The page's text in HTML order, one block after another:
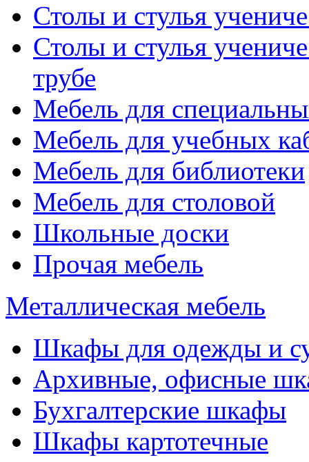
Столы и стулья
Столы и стулья
трубе
Мебель для
Мебель для учебных
Мебель для библиотеки
Мебель для столовой
Школьные доски
Прочая мебель
Металлическая мебель
Шкафы для одежды и
Архивные, офисные
Бухгалтерские шкафы
Шкафы картотечные